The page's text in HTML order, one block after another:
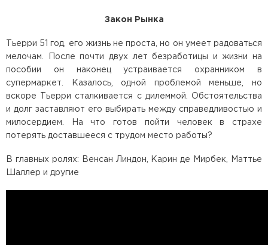
Закон Рынка
Тьерри 51 год, его жизнь не проста, но он умеет радоваться
мелочам. После почти двух лет безработицы и жизни на
пособии он наконец устраивается охранником в
супермаркет. Казалось, одной проблемой меньше, но
вскоре Тьерри сталкивается с дилеммой. Обстоятельства
и долг заставляют его выбирать между справедливостью и
милосердием. На что готов пойти человек в страхе
потерять доставшееся с трудом место работы?
В главных ролях: Венсан Линдон, Карин де Мирбек, Маттье
Шаллер и другие